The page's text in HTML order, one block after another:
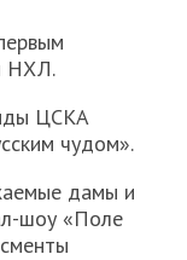
НХЛ.
ЦСКА
чудом».
дамы и
шоу «Поле